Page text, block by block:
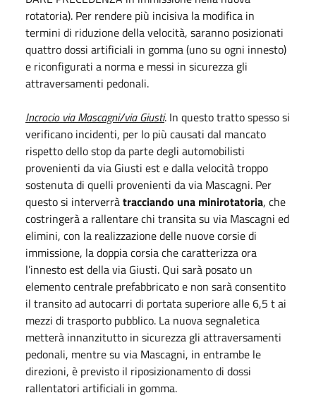
rotatoria). Per rendere più incisiva la modifica in
termini di riduzione della velocità, saranno posizionati
quattro dossi artificiali in gomma (uno su ogni innesto)
e riconfigurati a norma e messi in sicurezza gli
attraversamenti pedonali.
Incrocio via Mascagni/via Giusti. In questo tratto spesso si
verificano incidenti, per lo più causati dal mancato
rispetto dello stop da parte degli automobilisti
provenienti da via Giusti est e dalla velocità troppo
sostenuta di quelli provenienti da via Mascagni. Per
questo si interverràtracciando una minirotatoria, che
costringerà a rallentare chi transita su via Mascagni ed
elimini, con la realizzazione delle nuove corsie di
immissione, la doppia corsia che caratterizza ora
l’innesto est della via Giusti. Qui sarà posato un
elemento centrale prefabbricato e non sarà consentito
il transito ad autocarri di portata superiore alle 6,5 t ai
mezzi di trasporto pubblico. La nuova segnaletica
metterà innanzitutto in sicurezza gli attraversamenti
pedonali, mentre su via Mascagni, in entrambe le
direzioni, è previsto il riposizionamento di dossi
rallentatori artificiali in gomma.